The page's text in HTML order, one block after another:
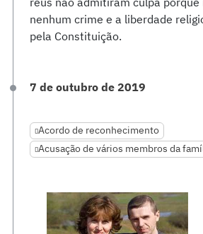
nenhum crime e a liberdade
pela Constituição.
7 de outubro de 2019
Acordo de reconhecimento
Acusação de vários membros da